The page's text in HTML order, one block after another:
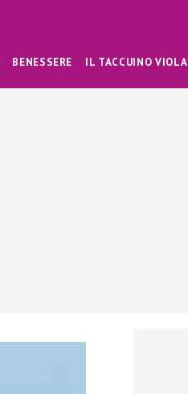
BENESSERE IL TACCUINO VIOLA